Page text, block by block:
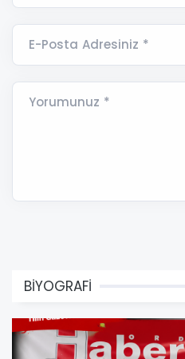
E-Posta Adresiniz *
Yorumunuz *
BİYOGRAFİ